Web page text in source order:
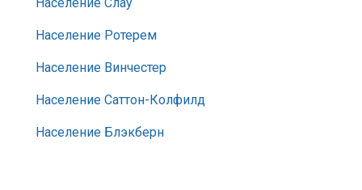
Население Ротерем
Население Винчестер
Население Саттон-Колфилд
Население Блэкберн